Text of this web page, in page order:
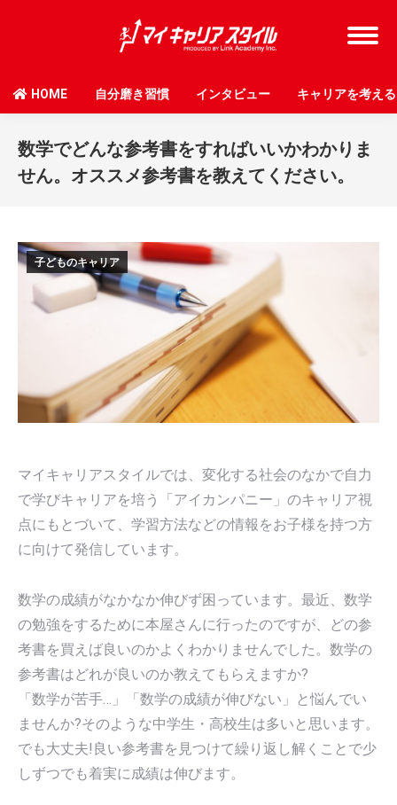
HOME 自分磨き習慣 インタビュー キャリアを考える
数学でどんな参考書をすればいいかわかりま
せん。オススメ参考書を教えてください。
子どものキャリア
マイキャリアスタイルでは、変化する社会のなかで自力
で学びキャリアを培う「アイカンパニー」のキャリア視
点にもとづいて、学習方法などの情報をお子様を持つ方
に向けて発信しています。
数学の成績がなかなか伸びず困っています。最近、数学
の勉強をするために本屋さんに行ったのですが、どの参
考書を買えば良いのかよくわかりませんでした。数学の
参考書はどれが良いのか教えてもらえますか?
「数学が苦手…」「数学の成績が伸びない」と悩んでい
ませんか?そのような中学生・高校生は多いと思います。
でも大丈夫!良い参考書を見つけて繰り返し解くことで少
しずつでも着実に成績は伸びます。